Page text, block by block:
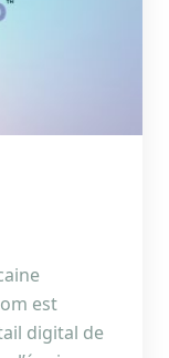
est
digital de